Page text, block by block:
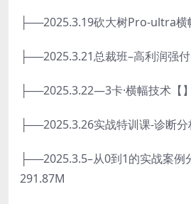
├──2025.3.19砍大树Pro-ultra
├──2025.3.21总裁班–高利润强
├──2025.3.22—3卡·横幅技术【
├──2025.3.26实战特训课-诊断
├──2025.3.5–从0到1的实战案
291.87M